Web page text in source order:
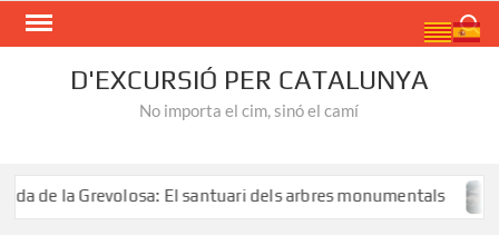
Skip
D'EXCURSIÓ PER CATALUNYA
No importa el cim, sinó el camí
de la Grevolosa: El santuari dels arbres monumentals